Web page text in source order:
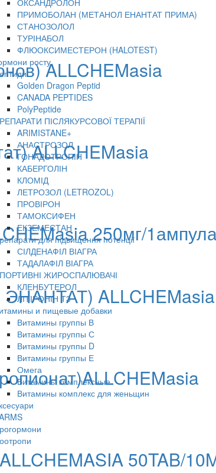
ОКСАНДРОЛОН
ПРИМОБОЛАН (МЕТАНОЛ ЕНАНТАТ ПРИМА)
СТАНОЗОЛОЛ
ТУРІНАБОЛ
ФЛЮОКСИМЕСТЕРОН (HALOTEST)
росту
Golden Dragon Peptid
CANADA PEPTIDES
PolyPeptide
ПІСЛЯКУРСОВОЇ ТЕРАПІЇ
ARIMISTANE+
АНАСТРОЗОЛ
ГОНАДОТРОПІН
КАБЕРГОЛІН
КЛОМІД
ЛЕТРОЗОЛ (LETROZOL)
ПРОВІРОН
ТАМОКСИФЕН
ЕКЗЕМЕСТАН
для підвищення потенції
СІЛДЕНАФІЛ ВІАГРА
ТАДАЛАФІЛ ВІАГРА
ЖИРОСПАЛЮВАЧІ
КЛЕНБУТЕРОЛ
ЛІТІРОНІН Т3
и пищевые добавки
Витамины группы В
Витамины группы С
Витамины группы D
Витамины группы Е
Омега
Витамины комплексные
Витамины комплекс для женьщин
ALLCHEMasia
ALLCHEMasia
250мг/
ALLCHEMasia
50TAB/